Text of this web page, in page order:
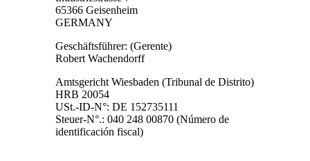
65366 Geisenheim
GERMANY
Geschäftsführer: (Gerente)
Robert Wachendorff
Amtsgericht Wiesbaden (Tribunal de Distrito)
HRB 20054
USt.-ID-N°: DE 152735111
Steuer-N°.: 040 248 00870 (Número de
identificación fiscal)